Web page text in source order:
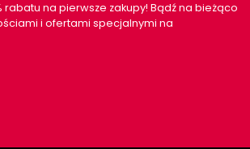
rabatu na pierwsze zakupy! Bądź na bieżąco
i ofertami specjalnymi na